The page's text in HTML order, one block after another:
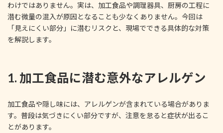
わけではありません。実は、加工食品や調理器具、厨房の工程に
潜む微量の混入が原因となることも少なくありません。今回は
「見えにくい部分」に潜むリスクと、現場でできる具体的な対策
を解説します。
1. 加工食品に潜む意外なアレルゲン
加工食品や隠し味には、アレルゲンが含まれている場合がありま
す。普段は気づきにくい部分ですが、注意を怠ると症状が出るこ
とがあります。